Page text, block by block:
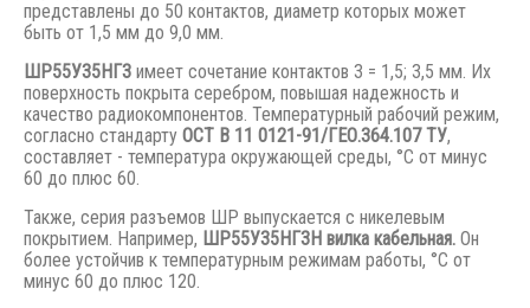
представлены до 50 контактов, диаметр которых может
быть от 1,5 мм до 9,0 мм.
ШР55У35НГ3 имеет сочетание контактов 3 = 1,5; 3,5 мм. Их
поверхность покрыта серебром, повышая надежность и
качество радиокомпонентов. Температурный рабочий режим,
согласно стандарту ОСТ В 11 0121-91/ГЕО.364.107 ТУ,
составляет - температура окружающей среды, °С от минус
60 до плюс 60.
Также, серия разъемов ШР выпускается с никелевым
покрытием. Например, ШР55У35НГ3Н вилка кабельная. Он
более устойчив к температурным режимам работы, °С от
минус 60 до плюс 120.